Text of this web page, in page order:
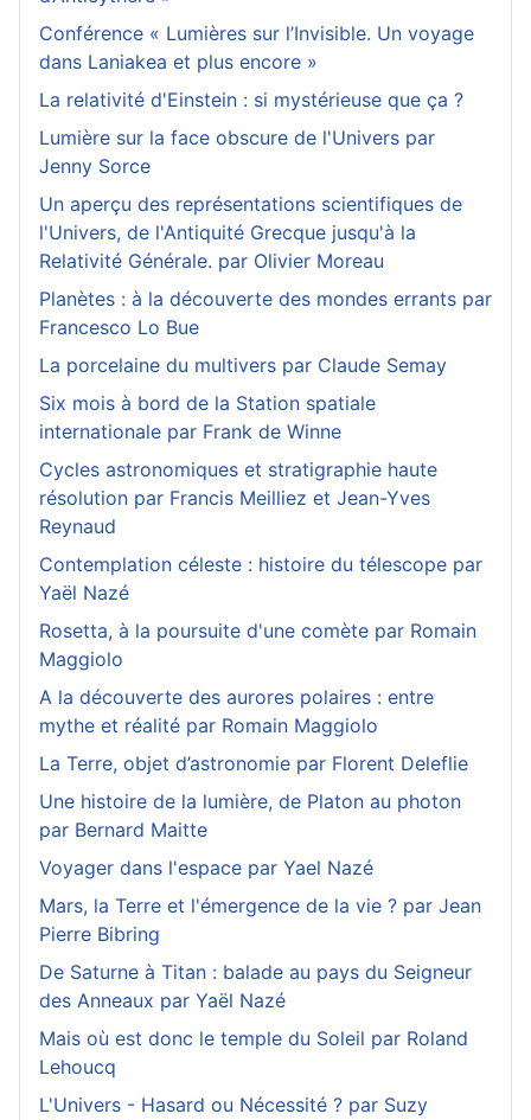
Conférence « Lumières sur l’Invisible. Un voyage
dans Laniakea et plus encore »
La relativité d'Einstein : si mystérieuse que ça ?
Lumière sur la face obscure de l'Univers par
Jenny Sorce
Un aperçu des représentations scientifiques de
l'Univers, de l'Antiquité Grecque jusqu'à la
Relativité Générale. par Olivier Moreau
Planètes : à la découverte des mondes errants par
Francesco Lo Bue
La porcelaine du multivers par Claude Semay
Six mois à bord de la Station spatiale
internationale par Frank de Winne
Cycles astronomiques et stratigraphie haute
résolution par Francis Meilliez et Jean-Yves
Reynaud
Contemplation céleste : histoire du télescope par
Yaël Nazé
Rosetta, à la poursuite d'une comète par Romain
Maggiolo
A la découverte des aurores polaires : entre
mythe et réalité par Romain Maggiolo
La Terre, objet d’astronomie par Florent Deleflie
Une histoire de la lumière, de Platon au photon
par Bernard Maitte
Voyager dans l'espace par Yael Nazé
Mars, la Terre et l'émergence de la vie ? par Jean
Pierre Bibring
De Saturne à Titan : balade au pays du Seigneur
des Anneaux par Yaël Nazé
Mais où est donc le temple du Soleil par Roland
Lehoucq
L'Univers - Hasard ou Nécessité ? par Suzy